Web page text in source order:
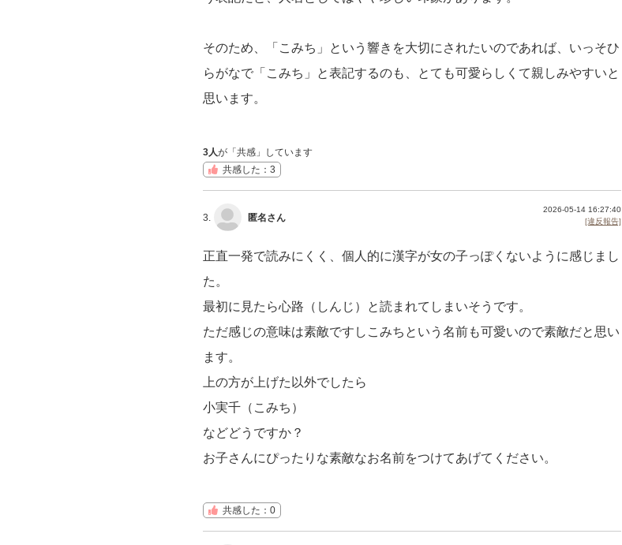
そのため、「こみち」という響きを大切にされたいのであれば、いっそひ
らがなで「こみち」と表記するのも、とても可愛らしくて親しみやすいと
思います。
3人が「共感」しています
共感した：3
3. 匿名さん
2026-05-14 16:27:40
[違反報告]
正直一発で読みにくく、個人的に漢字が女の子っぽくないように感じまし
た。
最初に見たら心路（しんじ）と読まれてしまいそうです。
ただ感じの意味は素敵ですしこみちという名前も可愛いので素敵だと思い
ます。
上の方が上げた以外でしたら
小実千（こみち）
などどうですか？
お子さんにぴったりな素敵なお名前をつけてあげてください。
共感した：0